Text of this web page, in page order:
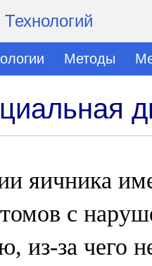
Методы
яичника
с
из-за чего